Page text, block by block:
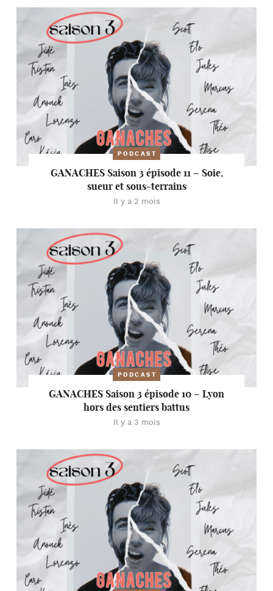
PODCAST
GANACHES Saison 3 épisode 11 – Soie,
sueur et sous-terrains
Il y a 2 mois
PODCAST
GANACHES Saison 3 épisode 10 – Lyon
hors des sentiers battus
Il y a 3 mois